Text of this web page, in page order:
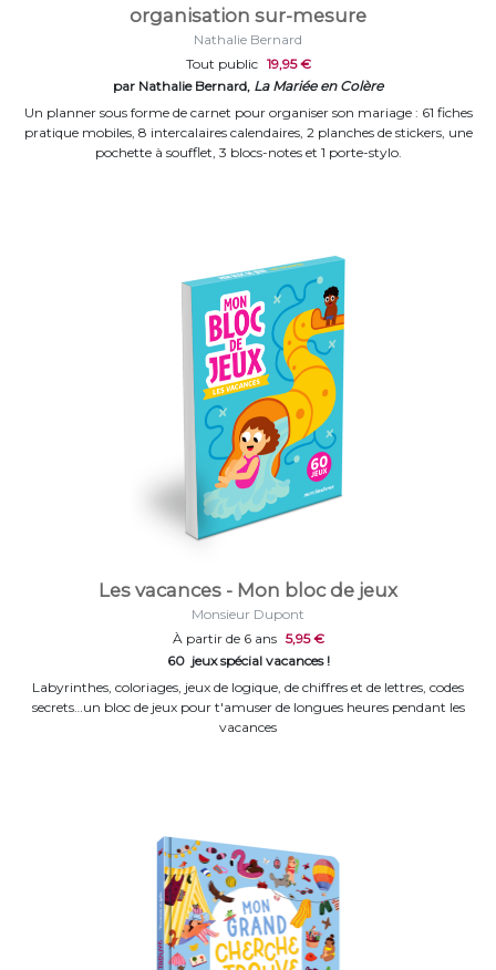
organisation sur-mesure
Nathalie Bernard
Tout public 19,95 €
par Nathalie Bernard, La Mariée en Colère
Un planner sous forme de carnet pour organiser son mariage : 61 fiches
pratique mobiles, 8 intercalaires calendaires, 2 planches de stickers, une
pochette à soufflet, 3 blocs-notes et 1 porte-stylo.
Les vacances - Mon bloc de jeux
Monsieur Dupont
À partir de 6 ans 5,95 €
60 jeux spécial vacances !
Labyrinthes, coloriages, jeux de logique, de chiffres et de lettres, codes
secrets…un bloc de jeux pour t'amuser de longues heures pendant les
vacances